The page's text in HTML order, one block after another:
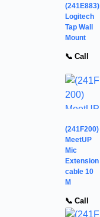
(241E883)
Logitech
Tap Wall
Mount
📞 Call
(241F200)
MeetUP
Mic
Extension
cable 10
M
📞 Call